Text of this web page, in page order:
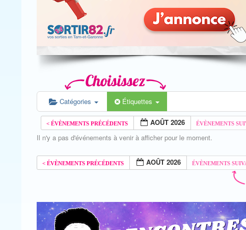
Catégories Étiquettes
AOÛT 2026
Il n'y a pas d'événements à venir à afficher pour le moment.
AOÛT 2026